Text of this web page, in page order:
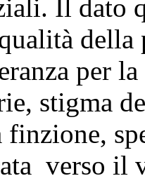
Il dato
della
per
stigma
finzione,
verso